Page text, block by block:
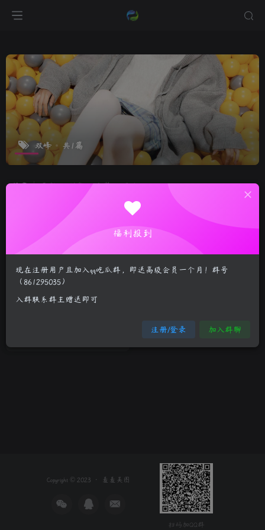
双峰 共1篇
排序 更新 浏览 点赞 评论
酥胸小妹张美荧身材凹凸有致
双峰挺
Copyright © 2023 · 羞羞美图
扫码加QQ群
福利报到
现在注册用户且加入qq吃瓜群，即送高级会员一个月！群号
（861295035）
入群联系群主赠送即可
注册/登录 加入群聊